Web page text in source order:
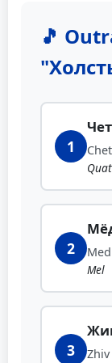
🎵
1
2
Med
Mel
3
Zhiv